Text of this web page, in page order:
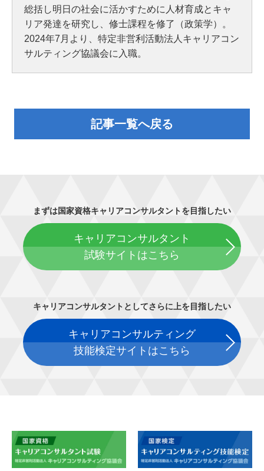
総括し明日の社会に活かすために人材育成とキャ
リア発達を研究し、修士課程を修了（政策学）。
2024年7月より、特定非営利活動法人キャリアコン
サルティング協議会に入職。
記事一覧へ戻る
まずは国家資格キャリアコンサルタントを目指したい
キャリアコンサルタント
試験サイトはこちら
キャリアコンサルタントとしてさらに上を目指したい
キャリアコンサルティング
技能検定サイトはこちら